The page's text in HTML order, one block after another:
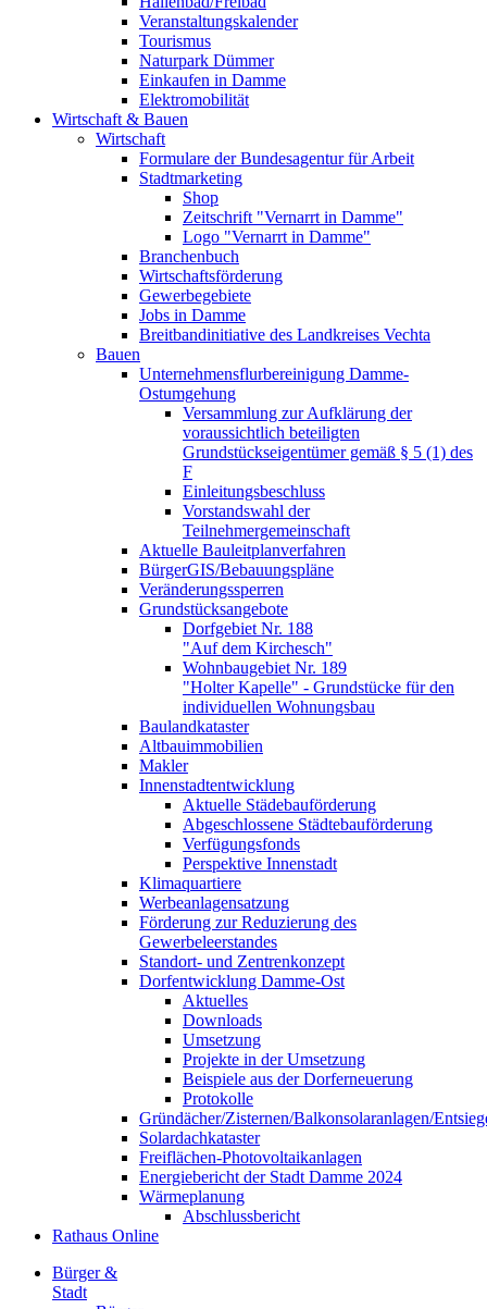
Veranstaltungskalender
Tourismus
Naturpark Dümmer
Einkaufen in Damme
Elektromobilität
Wirtschaft & Bauen
Wirtschaft
Formulare der Bundesagentur für Arbeit
Stadtmarketing
Shop
Zeitschrift "Vernarrt in Damme"
Logo "Vernarrt in Damme"
Branchenbuch
Wirtschaftsförderung
Gewerbegebiete
Jobs in Damme
Breitbandinitiative des Landkreises Vechta
Bauen
Unternehmensflurbereinigung Damme-
Ostumgehung
Versammlung zur Aufklärung der
voraussichtlich beteiligten
Grundstückseigentümer gemäß § 5 (1) des
F
Einleitungsbeschluss
Vorstandswahl der
Teilnehmergemeinschaft
Aktuelle Bauleitplanverfahren
BürgerGIS/Bebauungspläne
Veränderungssperren
Grundstücksangebote
Dorfgebiet Nr. 188
"Auf dem Kirchesch"
Wohnbaugebiet Nr. 189
"Holter Kapelle" - Grundstücke für den
individuellen Wohnungsbau
Baulandkataster
Altbauimmobilien
Makler
Innenstadtentwicklung
Aktuelle Städebauförderung
Abgeschlossene Städtebauförderung
Verfügungsfonds
Perspektive Innenstadt
Klimaquartiere
Werbeanlagensatzung
Förderung zur Reduzierung des
Gewerbeleerstandes
Standort- und Zentrenkonzept
Dorfentwicklung Damme-Ost
Aktuelles
Downloads
Umsetzung
Projekte in der Umsetzung
Beispiele aus der Dorferneuerung
Protokolle
Gründächer/Zisternen/Balkonsolaranlagen/
Solardachkataster
Freiflächen-Photovoltaikanlagen
Energiebericht der Stadt Damme 2024
Wärmeplanung
Abschlussbericht
Rathaus Online
Bürger &
Stadt